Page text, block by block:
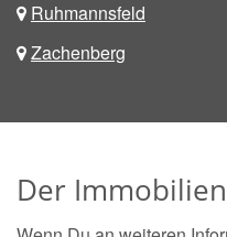
Ruhmannsfeld
Zachenberg
Der